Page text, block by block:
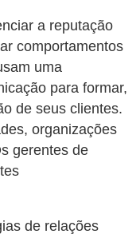
a reputação
comportamentos
uma
para formar,
de seus clientes.
organizações
gerentes de
de relações